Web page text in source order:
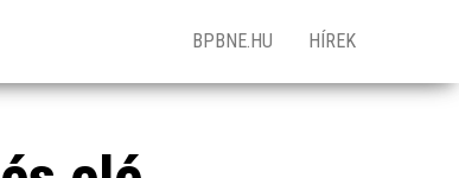
BPBNE.HU HÍREK